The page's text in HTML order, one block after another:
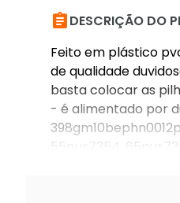
DESCRIÇÃO DO
Feito em plástico
de qualidade
basta colocar as
- é alimentado por
55pus7354,